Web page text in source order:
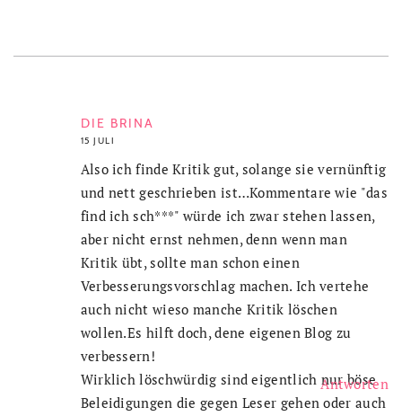
DIE BRINA
15 JULI
Also ich finde Kritik gut, solange sie vernünftig
und nett geschrieben ist…Kommentare wie "das
find ich sch***" würde ich zwar stehen lassen,
aber nicht ernst nehmen, denn wenn man
Kritik übt, sollte man schon einen
Verbesserungsvorschlag machen. Ich vertehe
auch nicht wieso manche Kritik löschen
wollen.Es hilft doch, dene eigenen Blog zu
verbessern!
Wirklich löschwürdig sind eigentlich nur böse
Beleidigungen die gegen Leser gehen oder auch
Antworten